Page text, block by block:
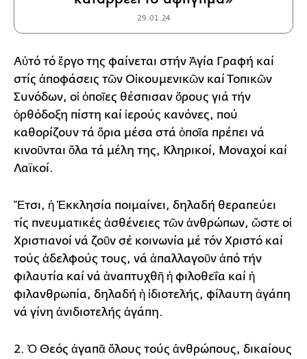
29.01.24
Αὐτό τό ἔργο της φαίνεται στήν Ἁγία Γραφή καί
στίς ἀποφάσεις τῶν Οἰκουμενικῶν καί Τοπικῶν
Συνόδων, οἱ ὁποῖες θέσπισαν ὅρους γιά τήν
ὀρθόδοξη πίστη καί ἱερούς κανόνες, πού
καθορίζουν τά ὅρια μέσα στά ὁποῖα πρέπει νά
κινοῦνται ὅλα τά μέλη της, Κληρικοί, Μοναχοί καί
Λαϊκοί.
Ἔτσι, ἡ Ἐκκλησία ποιμαίνει, δηλαδή θεραπεύει
τίς πνευματικές ἀσθένειες τῶν ἀνθρώπων, ὥστε οἱ
Χριστιανοί νά ζοῦν σέ κοινωνία μέ τόν Χριστό καί
τούς ἀδελφούς τους, νά ἀπαλλαγοῦν ἀπό τήν
φιλαυτία καί νά ἀναπτυχθῆ ἡ φιλοθεΐα καί ἡ
φιλανθρωπία, δηλαδή ἡ ἰδιοτελής, φίλαυτη ἀγάπη
νά γίνη ἀνιδιοτελής ἀγάπη.
2. Ὁ Θεός ἀγαπᾶ ὅλους τούς ἀνθρώπους, δικαίους